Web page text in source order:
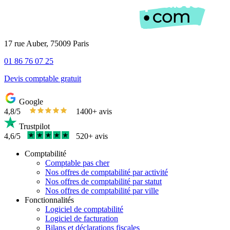
17 rue Auber, 75009 Paris
01 86 76 07 25
Devis comptable gratuit
Google
4,8/5
1400+ avis
Trustpilot
4,6/5
520+ avis
Comptabilité
Comptable pas cher
Nos offres de comptabilité par activité
Nos offres de comptabilité par statut
Nos offres de comptabilité par ville
Fonctionnalités
Logiciel de comptabilité
Logiciel de facturation
Bilans et déclarations fiscales